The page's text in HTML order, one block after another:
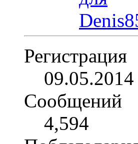
Регистрация
09.05.2014
Сообщений
4,594